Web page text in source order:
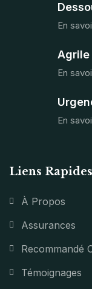
En
Agrile
En
En
Liens Rapides
À Propos
Assurances
Recommandé
Témoignages